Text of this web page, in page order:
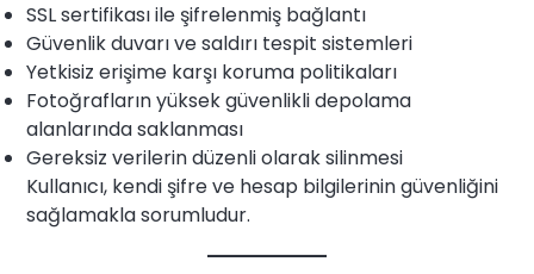
SSL sertifikası ile şifrelenmiş bağlantı
Güvenlik duvarı ve saldırı tespit sistemleri
Yetkisiz erişime karşı koruma politikaları
Fotoğrafların yüksek güvenlikli depolama
alanlarında saklanması
Gereksiz verilerin düzenli olarak silinmesi
Kullanıcı, kendi şifre ve hesap bilgilerinin güvenliğini
sağlamakla sorumludur.